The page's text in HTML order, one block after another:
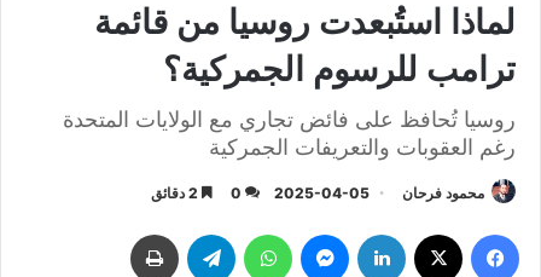
لماذا استُبعدت روسيا من قائمة
ترامب للرسوم الجمركية؟
روسيا تُحافظ على فائض تجاري مع الولايات المتحدة
رغم العقوبات والتعريفات الجمركية
محمود فرحان 2025-04-05
0